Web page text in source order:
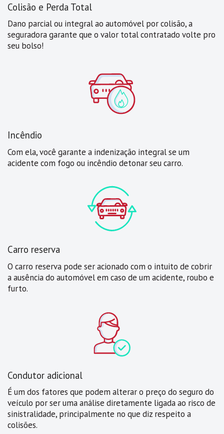
Colisão e Perda Total
Dano parcial ou integral ao automóvel por colisão, a
seguradora garante que o valor total contratado volte pro
seu bolso!
Incêndio
Com ela, você garante a indenização integral se um
acidente com fogo ou incêndio detonar seu carro.
Carro reserva
O carro reserva pode ser acionado com o intuito de cobrir
a ausência do automóvel em caso de um acidente, roubo e
furto.
Condutor adicional
É um dos fatores que podem alterar o preço do seguro do
veículo por ser uma análise diretamente ligada ao risco de
sinistralidade, principalmente no que diz respeito a
colisões.